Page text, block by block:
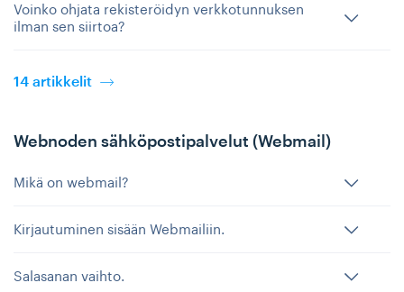
Voinko ohjata rekisteröidyn verkkotunnuksen
ilman sen siirtoa?
14 artikkelit
Webnoden sähköpostipalvelut (Webmail)
Mikä on webmail?
Kirjautuminen sisään Webmailiin.
Salasanan vaihto.